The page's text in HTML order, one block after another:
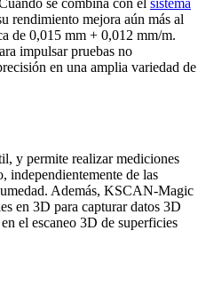
se combina con el sistema
rendimiento mejora aún más al
de 0,015 mm + 0,012 mm/m.
impulsar pruebas no
en una amplia variedad de
y permite realizar mediciones
independientemente de las
Además, KSCAN-Magic
en 3D para capturar datos 3D
el escaneo 3D de superficies